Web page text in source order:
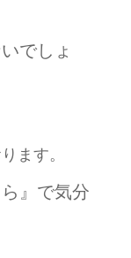
でしょ
ます。
』で気分